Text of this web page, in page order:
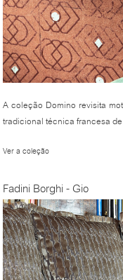
A coleção Domino revisita
tradicional técnica francesa
Ver a coleção
Fadini Borghi - Gio